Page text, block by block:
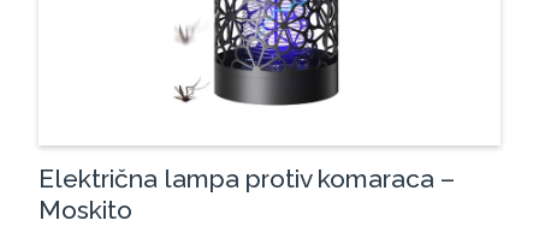
Električna lampa protiv komaraca –
Moskito